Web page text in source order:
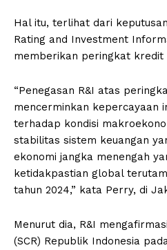
Hal itu, terlihat dari
Rating and Investment
memberikan peringkat kredit
“Penegasan R&I atas
mencerminkan kepercayaan
terhadap kondisi
stabilitas sistem keuangan
ekonomi jangka menengah
ketidakpastian global
tahun 2024,” kata Perry, di
Menurut dia, R&I
(SCR) Republik Indonesia